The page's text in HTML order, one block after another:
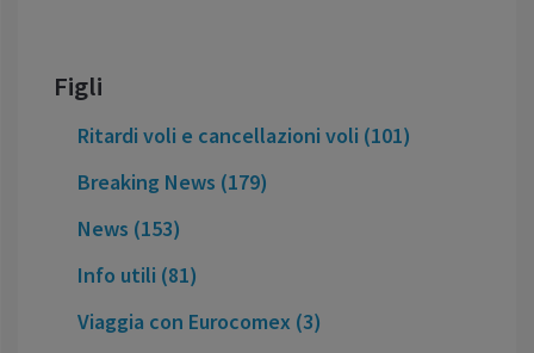
Figli
Ritardi voli e cancellazioni voli (101)
Breaking News (179)
News (153)
Info utili (81)
Viaggia con Eurocomex (3)